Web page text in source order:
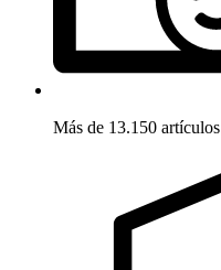
Más de 13.150 artículos